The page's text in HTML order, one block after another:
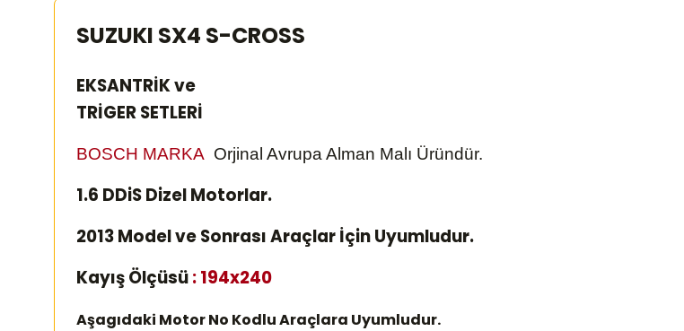
SUZUKI SX4 S-CROSS
EKSANTRİK ve
TRİGER SETLERİ
BOSCH MARKA Orjinal Avrupa Alman Malı Üründür.
1.6 DDiS Dizel Motorlar.
2013 Model ve Sonrası Araçlar İçin Uyumludur.
Kayış Ölçüsü: 194x240
Aşagıdaki Motor No Kodlu Araçlara Uyumludur.